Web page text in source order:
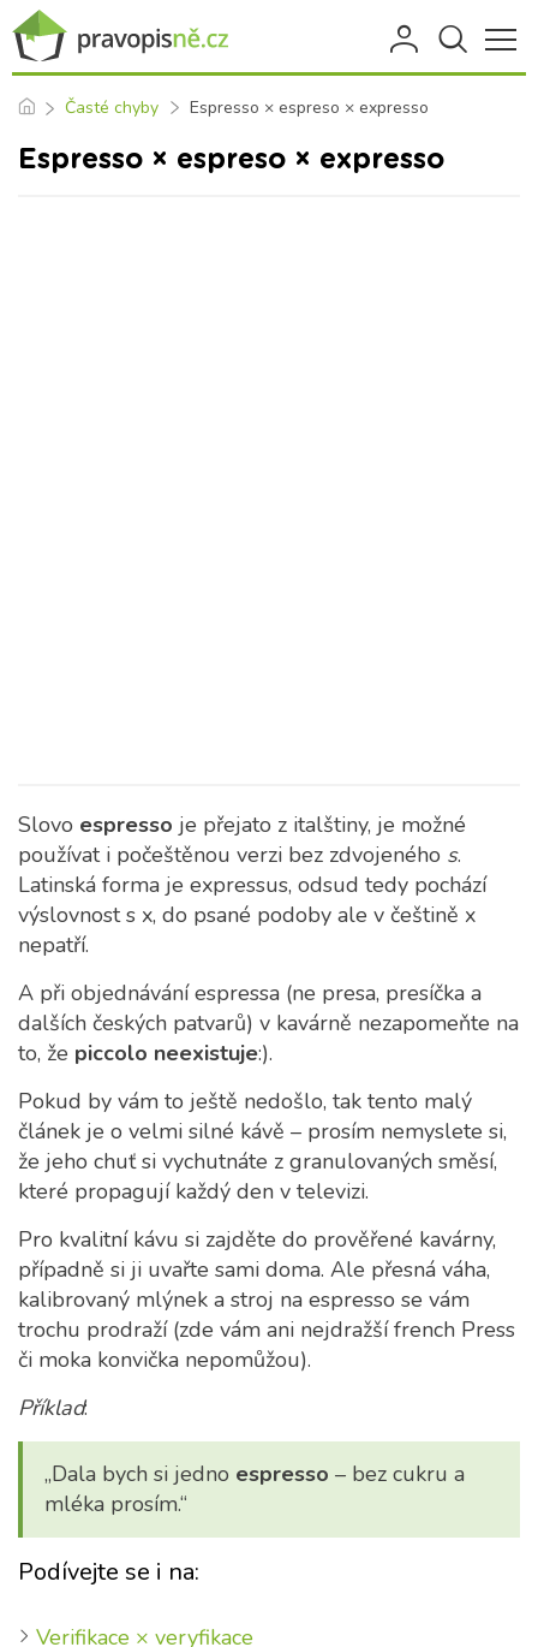
Časté chyby Espresso × espreso × expresso
Espresso × espreso × expresso
Slovo espresso je přejato z italštiny, je možné
používat i počeštěnou verzi bez zdvojeného s.
Latinská forma je expressus, odsud tedy pochází
výslovnost s x, do psané podoby ale v češtině x
nepatří.
A při objednávání espressa (ne presa, presíčka a
dalších českých patvarů) v kavárně nezapomeňte na
to, že piccolo neexistuje:).
Pokud by vám to ještě nedošlo, tak tento malý
článek je o velmi silné kávě – prosím nemyslete si,
že jeho chuť si vychutnáte z granulovaných směsí,
které propagují každý den v televizi.
Pro kvalitní kávu si zajděte do prověřené kavárny,
případně si ji uvařte sami doma. Ale přesná váha,
kalibrovaný mlýnek a stroj na espresso se vám
trochu prodraží (zde vám ani nejdražší french Press
či moka konvička nepomůžou).
Příklad:
„Dala bych si jedno espresso – bez cukru a
mléka prosím.“
Podívejte se i na:
Verifikace × veryfikace